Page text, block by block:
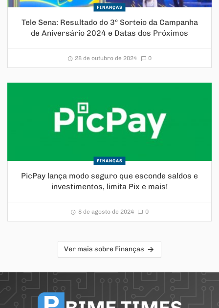
FINANÇAS
Tele Sena: Resultado do 3º Sorteio da Campanha
de Aniversário 2024 e Datas dos Próximos
28 de outubro de 2024 0
FINANÇAS
PicPay lança modo seguro que esconde saldos e
investimentos, limita Pix e mais!
8 de agosto de 2024 0
Ver mais sobre Finanças